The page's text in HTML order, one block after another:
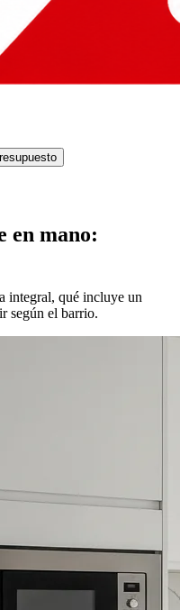
en mano:
integral, qué incluye un
según el barrio.